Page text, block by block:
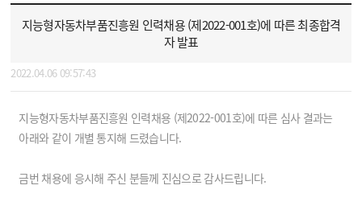
지능형자동차부품진흥원 인력채용 (제2022-001호)에 따른 최종합격
자 발표
2022.04.06 09:57:43
지능형자동차부품진흥원 인력채용 (제2022-001호)에 따른 심사 결과는
아래와 같이 개별 통지해 드렸습니다.
금번 채용에 응시해 주신 분들께 진심으로 감사드립니다.